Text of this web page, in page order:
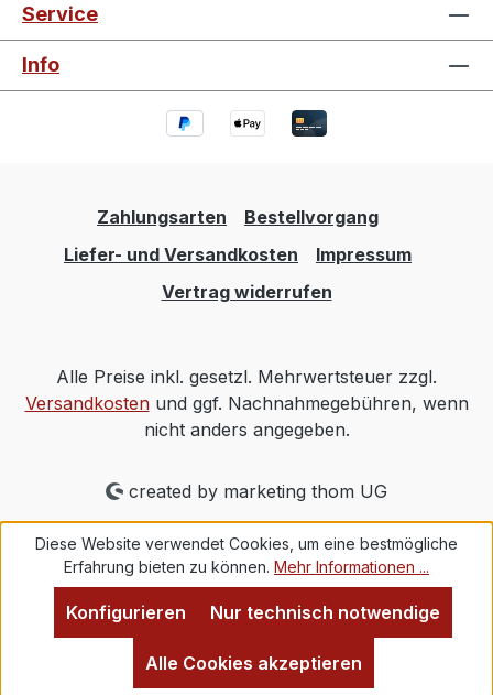
Service
Info
Zahlungsarten
Bestellvorgang
Liefer- und Versandkosten
Impressum
Vertrag widerrufen
Alle Preise inkl. gesetzl. Mehrwertsteuer zzgl.
Versandkostenund ggf. Nachnahmegebühren, wenn
nicht anders angegeben.
created by marketing thom UG
Diese Website verwendet Cookies, um eine bestmögliche
Erfahrung bieten zu können. Mehr Informationen ...
Nur technisch notwendige
Konfigurieren
Alle Cookies akzeptieren